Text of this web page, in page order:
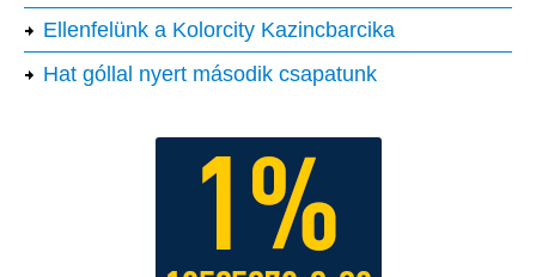
Ellenfelünk a Kolorcity Kazincbarcika
Hat góllal nyert második csapatunk